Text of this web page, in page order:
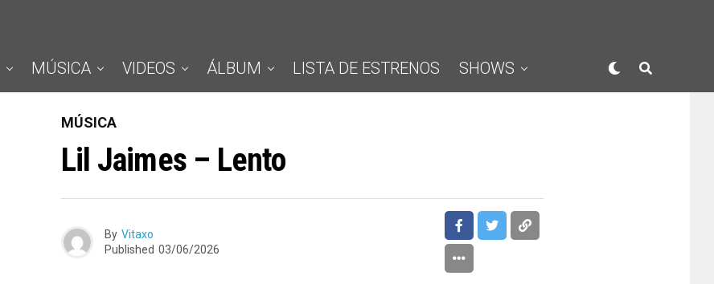
MÚSICA VIDEOS ÁLBUM LISTA DE ESTRENOS SHOWS
MÚSICA
Lil Jaimes – Lento
By Vitaxo
Published 03/06/2026